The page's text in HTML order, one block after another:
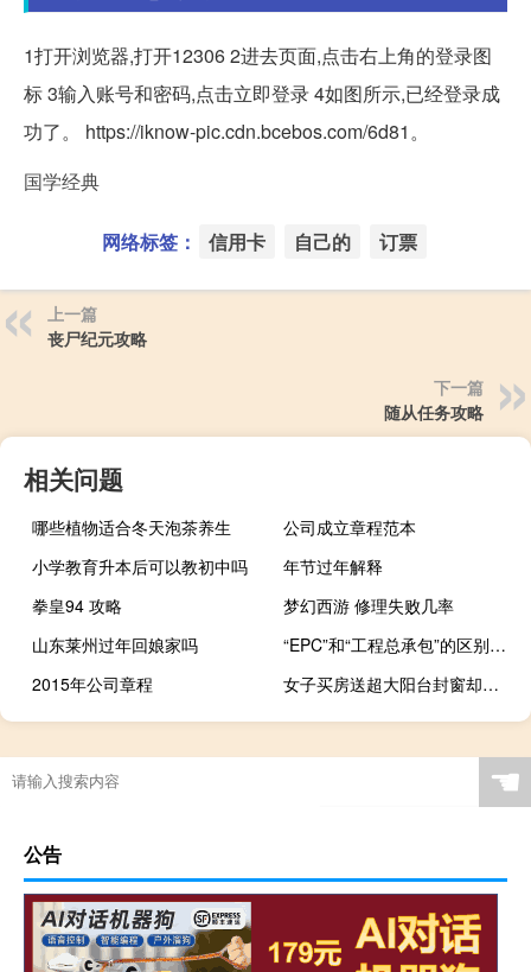
1打开浏览器,打开12306 2进去页面,点击右上角的登录图
标 3输入账号和密码,点击立即登录 4如图所示,已经登录成
功了。 https://iknow-pic.cdn.bcebos.com/6d81。
国学经典
网络标签： 信用卡 自己的 订票
上一篇
丧尸纪元攻略
下一篇
随从任务攻略
相关问题
哪些植物适合冬天泡茶养生
公司成立章程范本
小学教育升本后可以教初中吗
年节过年解释
拳皇94 攻略
梦幻西游 修理失败几率
山东莱州过年回娘家吗
“EPC”和“工程总承包”的区别是什么
2015年公司章程
女子买房送超大阳台封窗却要20多万 女儿出首付母亲买房后把产权给儿子
☚
公告